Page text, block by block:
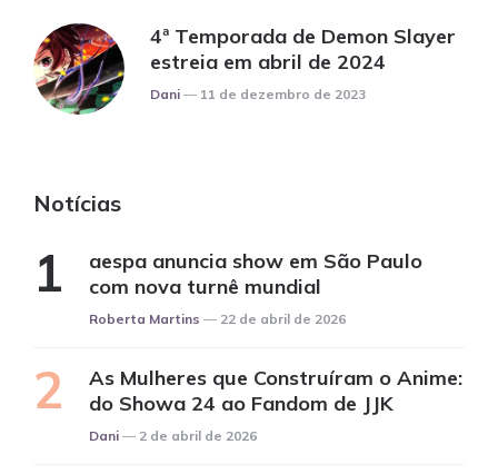
4ª Temporada de Demon Slayer
estreia em abril de 2024
Posted
Dani 11 de dezembro de 2023
Notícias
aespa anuncia show em São Paulo
com nova turnê mundial
Posted
Roberta Martins 22 de abril de 2026
As Mulheres que Construíram o Anime:
do Showa 24 ao Fandom de JJK
Posted
Dani 2 de abril de 2026